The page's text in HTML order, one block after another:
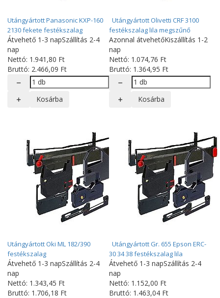
Utángyártott Panasonic KXP-160
2130 fekete festékszalag
Átvehető 1-3 napSzállítás 2-4
nap
Nettó: 1.941 ,80 Ft
Bruttó: 2.466,09 Ft
Kosárba
Utángyártott Olivetti CRF 3100
festékszalag lila megszűnő
Azonnal átvehetőKiszállítás 1-2
nap
Nettó: 1.074,76 Ft
Bruttó: 1.364,95 Ft
Kosárba
Utángyártott Oki ML 182/390
festékszalag
Átvehető 1-3 napSzállítás 2-4
nap
Nettó: 1.343,45 Ft
Bruttó: 1.706,18 Ft
Utángyártott Gr. 655 Epson ERC-
30 34 38 festékszalag lila
Átvehető 1-3 napSzállítás 2-4
nap
Nettó: 1.152,00 Ft
Bruttó: 1.463,04 Ft